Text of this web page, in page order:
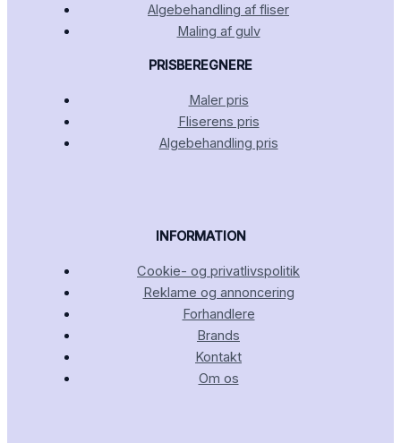
Algebehandling af fliser
Maling af gulv
PRISBEREGNERE
Maler pris
Fliserens pris
Algebehandling pris
INFORMATION
Cookie- og privatlivspolitik
Reklame og annoncering
Forhandlere
Brands
Kontakt
Om os